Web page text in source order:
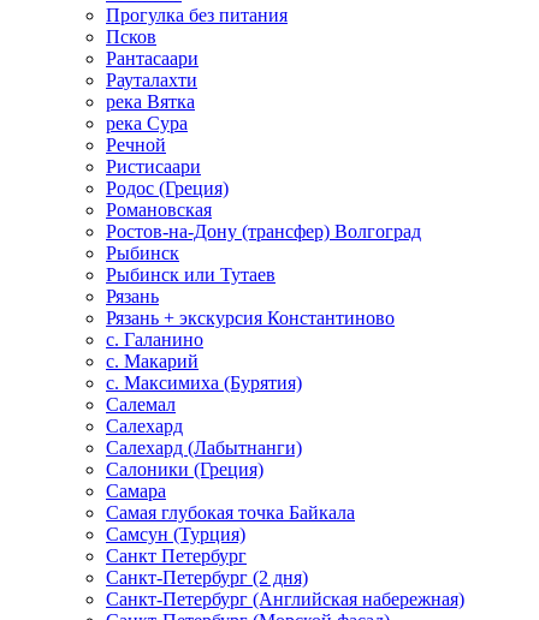
Прогулка без питания
Псков
Рантасаари
Рауталахти
река Вятка
река Сура
Речной
Ристисаари
Родос (Греция)
Романовская
Ростов-на-Дону (трансфер) Волгоград
Рыбинск
Рыбинск или Тутаев
Рязань
Рязань + экскурсия Константиново
с. Галанино
с. Макарий
с. Максимиха (Бурятия)
Салемал
Салехард
Салехард (Лабытнанги)
Салоники (Греция)
Самара
Самая глубокая точка Байкала
Самсун (Турция)
Санкт Петербург
Санкт-Петербург (2 дня)
Санкт-Петербург (Английская набережная)